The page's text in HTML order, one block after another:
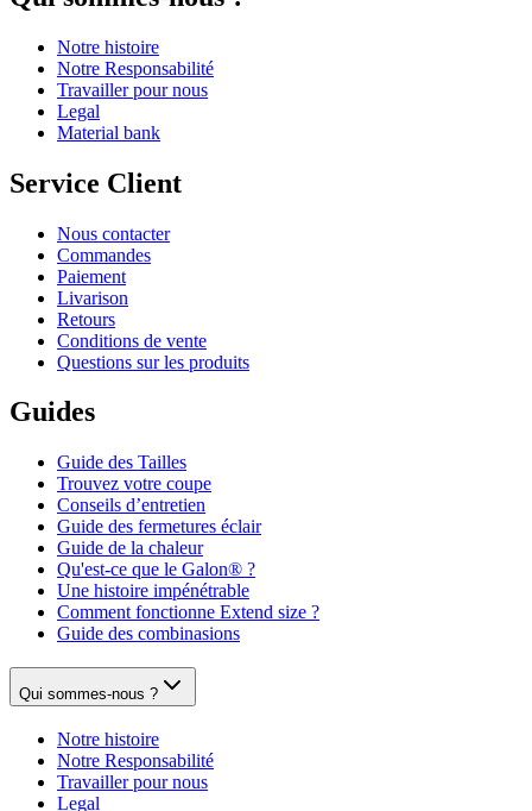
Notre histoire
Notre Responsabilité
Travailler pour nous
Legal
Material bank
Service Client
Nous contacter
Commandes
Paiement
Livarison
Retours
Conditions de vente
Questions sur les produits
Guides
Guide des Tailles
Trouvez votre coupe
Conseils d’entretien
Guide des fermetures éclair
Guide de la chaleur
Qu'est-ce que le Galon® ?
Une histoire impénétrable
Comment fonctionne Extend size ?
Guide des combinasions
Qui sommes-nous ?
Notre histoire
Notre Responsabilité
Travailler pour nous
Legal